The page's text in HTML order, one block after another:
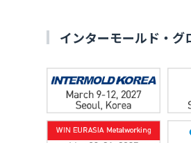
インターモールド・グ